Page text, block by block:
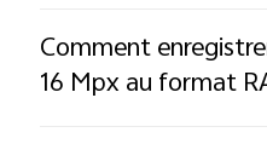
Comment
16 Mpx au format